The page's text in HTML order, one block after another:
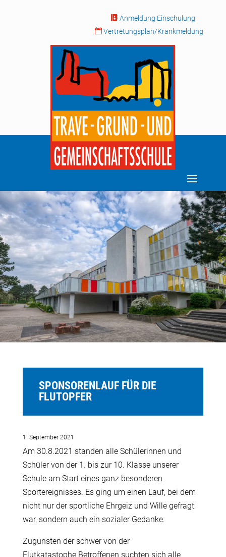
 Anmeldung Einschulung
 Vertretungsplan/Krankmeldung
SPONSORENLAUF FÜR DIE
FLUTOPFER
1. September 2021
Am 30.8.2021 standen alle Schülerinnen und
Schüler von der 1. bis zur 10. Klasse unserer
Schule am Start eines ganz besonderen
Sportereignisses. Es ging um einen Lauf, bei dem
nicht nur der sportliche Ehrgeiz und Wille gefragt
war, sondern auch ein sozialer Gedanke.
Zugunsten der schwer von der
Flutkatastophe Betroffenen suchten sich alle